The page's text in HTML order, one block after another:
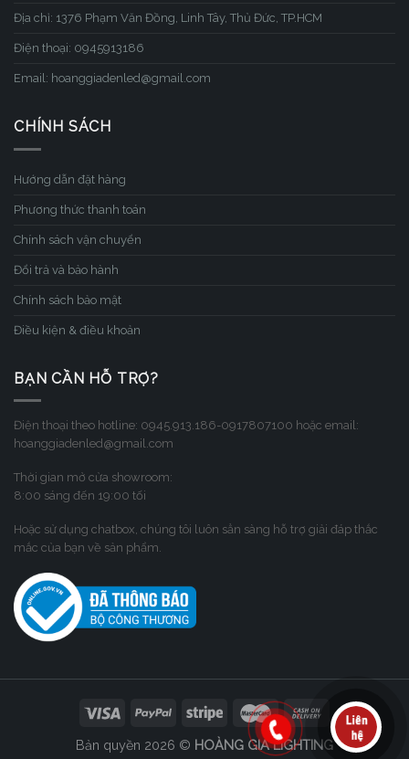
Địa chỉ: 1376 Phạm Văn Đồng, Linh Tây, Thủ Đức, TP.HCM
Điện thoại: 0945913186
Email: hoanggiadenled@gmail.com
CHÍNH SÁCH
Hướng dẫn đặt hàng
Phương thức thanh toán
Chính sách vận chuyển
Đổi trả và bảo hành
Chính sách bảo mật
Điều kiện & điều khoản
BẠN CẦN HỖ TRỢ?
Điện thoại theo hotline: 0945.913.186-0917807100 hoặc email:
hoanggiadenled@gmail.com
Thời gian mở cửa showroom:
8:00 sáng đến 19:00 tối
Hoặc sử dụng chatbox, chúng tôi luôn sẳn sàng hỗ trợ giải đáp thắc
mắc của bạn về sản phẩm.
Bản quyền 2026 © HOÀNG GIA LIGHTING